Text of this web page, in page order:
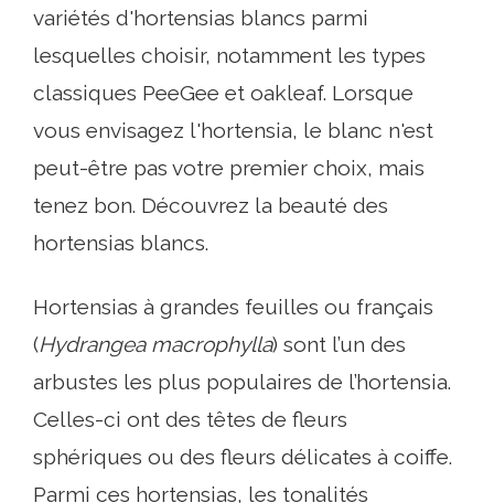
variétés d'hortensias blancs parmi
lesquelles choisir, notamment les types
classiques PeeGee et oakleaf. Lorsque
vous envisagez l'hortensia, le blanc n'est
peut-être pas votre premier choix, mais
tenez bon. Découvrez la beauté des
hortensias blancs.
Hortensias à grandes feuilles ou français
(Hydrangea macrophylla) sont l’un des
arbustes les plus populaires de l’hortensia.
Celles-ci ont des têtes de fleurs
sphériques ou des fleurs délicates à coiffe.
Parmi ces hortensias, les tonalités